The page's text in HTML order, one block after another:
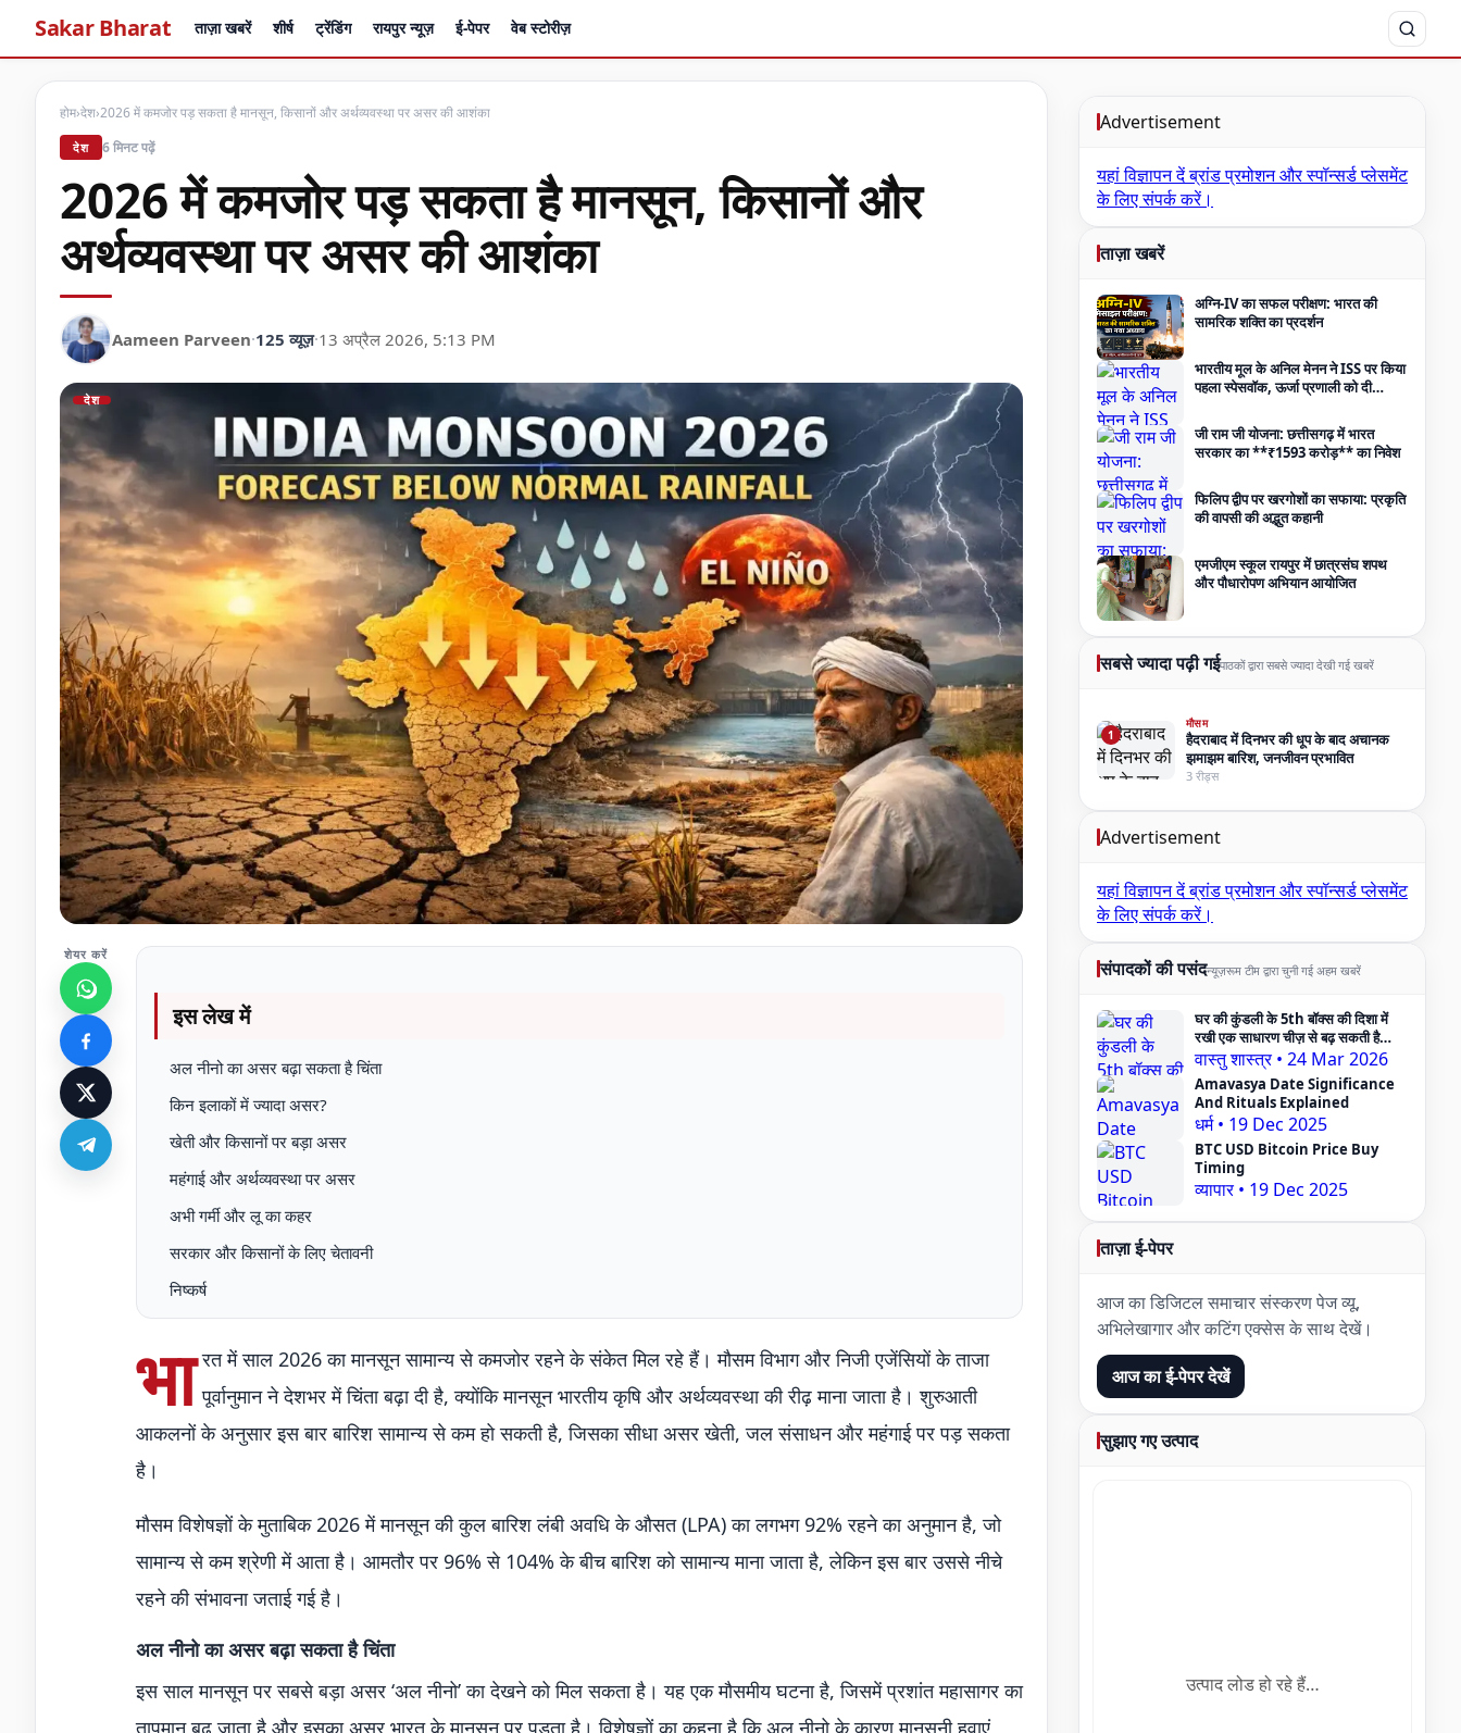
Sakar Bharat ताज़ा खबरें शीर्ष ट्रेंडिंग रायपुर न्यूज़ ई-पेपर वेब स्टोरीज़
होम›देश›2026 में कमजोर पड़ सकता है मानसून, किसानों और अर्थव्यवस्था पर असर की आशंका
देश 6 मिनट पढ़ें
2026 में कमजोर पड़ सकता है मानसून, किसानों और
अर्थव्यवस्था पर असर की आशंका
Aameen Parveen·125 व्यूज़·13 अप्रैल 2026, 5:13 PM
देश
शेयर करें
इस लेख में
अल नीनो का असर बढ़ा सकता है चिंता
किन इलाकों में ज्यादा असर?
खेती और किसानों पर बड़ा असर
महंगाई और अर्थव्यवस्था पर असर
अभी गर्मी और लू का कहर
सरकार और किसानों के लिए चेतावनी
निष्कर्ष
भा रत में साल 2026 का मानसून सामान्य से कमजोर रहने के संकेत मिल रहे हैं। मौसम विभाग और निजी एजेंसियों के ताजा
पूर्वानुमान ने देशभर में चिंता बढ़ा दी है, क्योंकि मानसून भारतीय कृषि और अर्थव्यवस्था की रीढ़ माना जाता है। शुरुआती
आकलनों के अनुसार इस बार बारिश सामान्य से कम हो सकती है, जिसका सीधा असर खेती, जल संसाधन और महंगाई पर पड़ सकता
है।
मौसम विशेषज्ञों के मुताबिक 2026 में मानसून की कुल बारिश लंबी अवधि के औसत (LPA) का लगभग 92% रहने का अनुमान है, जो
सामान्य से कम श्रेणी में आता है। आमतौर पर 96% से 104% के बीच बारिश को सामान्य माना जाता है, लेकिन इस बार उससे नीचे
रहने की संभावना जताई गई है।
अल नीनो का असर बढ़ा सकता है चिंता
इस साल मानसून पर सबसे बड़ा असर ‘अल नीनो’ का देखने को मिल सकता है। यह एक मौसमीय घटना है, जिसमें प्रशांत महासागर का
Advertisement
यहां विज्ञापन देंब्रांड प्रमोशन और स्पॉन्सर्ड प्लेसमेंट
के लिए संपर्क करें।
ताज़ा खबरें
अग्नि-IV का सफल परीक्षण: भारत की
सामरिक शक्ति का प्रदर्शन
भारतीय मूल के अनिल मेनन ने ISS पर किया
पहला स्पेसवॉक, ऊर्जा प्रणाली को दी
जी राम जी योजना: छत्तीसगढ़ में भारत
सरकार का **₹1593 करोड़** का निवेश
फिलिप द्वीप पर खरगोशों का सफाया: प्रकृति
की वापसी की अद्भुत कहानी
एमजीएम स्कूल रायपुर में छात्रसंघ शपथ
और पौधारोपण अभियान आयोजित
सबसे ज्यादा पढ़ी गईपाठकों द्वारा सबसे ज्यादा देखी गई खबरें
1
मौसम
हैदराबाद में दिनभर की धूप के बाद अचानक
झमाझम बारिश, जनजीवन प्रभावित
3 रीड्स
Advertisement
यहां विज्ञापन देंब्रांड प्रमोशन और स्पॉन्सर्ड प्लेसमेंट
के लिए संपर्क करें।
संपादकों की पसंदन्यूज़रूम टीम द्वारा चुनी गई अहम खबरें
घर की कुंडली के 5th बॉक्स की दिशा में
रखी एक साधारण चीज़ से बढ़ सकती है
Pregnancy Problem — Vastu
Expert का दावा
वास्तु शास्त्र • 24 Mar 2026
Amavasya Date Significance
And Rituals Explained
धर्म • 19 Dec 2025
BTC USD Bitcoin Price Buy
Timing
व्यापार • 19 Dec 2025
ताज़ा ई-पेपर
आज का डिजिटल समाचार संस्करण पेज व्यू,
अभिलेखागार और कटिंग एक्सेस के साथ देखें।
आज का ई-पेपर देखें
सुझाए गए उत्पाद
उत्पाद लोड हो रहे हैं…